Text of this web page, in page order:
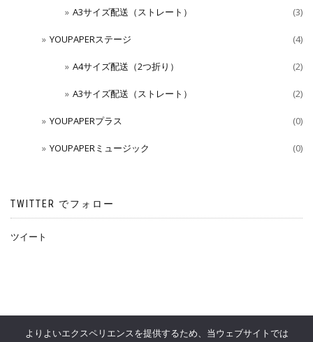
A3サイズ配送（ストレート） (3)
YOUPAPERステージ (4)
A4サイズ配送（2つ折り） (2)
A3サイズ配送（ストレート） (2)
YOUPAPERプラス (0)
YOUPAPERミュージック (0)
TWITTER でフォロー
ツイート
よりよいエクスペリエンスを提供するため、当ウェブサイトでは